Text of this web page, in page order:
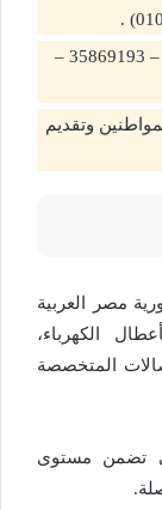
الاتصال على الأرقام التالية: ( 35869371 – 35869193 –
وتقديم
مصر العربية
بأعطال الكهرباء،
المتخصصة
تضمن مستوى